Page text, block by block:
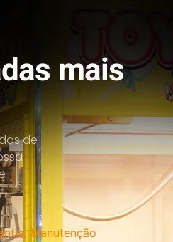
mais
de
Manutenção